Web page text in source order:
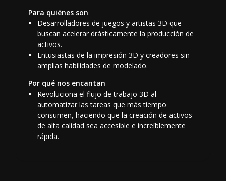
Para quiénes son
Desarrolladores de juegos y artistas 3D que
buscan acelerar drásticamente la producción de
activos.
Entusiastas de la impresión 3D y creadores sin
amplias habilidades de modelado.
Por qué nos encantan
Revoluciona el flujo de trabajo 3D al
automatizar las tareas que más tiempo
consumen, haciendo que la creación de activos
de alta calidad sea accesible e increíblemente
rápida.